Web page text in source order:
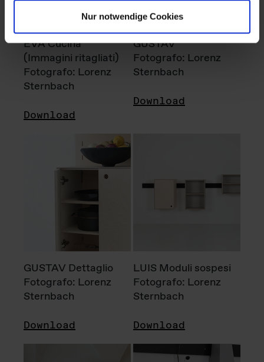
Nur notwendige Cookies
EVA Cucina
(Immagini ritagliati)
Fotografo: Lorenz
Sternbach
Download
GUSTAV
Fotografo: Lorenz
Sternbach
Download
GUSTAV Dettaglio
Fotografo: Lorenz
Sternbach
Download
LUIS Moduli sospesi
Fotografo: Lorenz
Sternbach
Download